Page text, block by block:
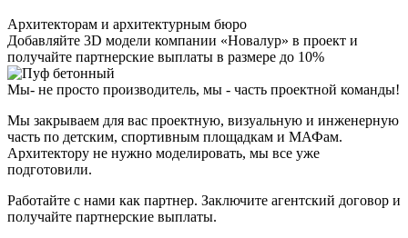
Архитекторам и архитектурным бюро
Добавляйте 3D модели компании «Новалур» в проект и
получайте партнерские выплаты в размере до 10%
Мы- не просто производитель, мы - часть проектной команды!
Мы закрываем для вас проектную, визуальную и инженерную
часть по детским, спортивным площадкам и МАФам.
Архитектору не нужно моделировать, мы все уже
подготовили.
Работайте с нами как партнер. Заключите агентский договор и
получайте партнерские выплаты.